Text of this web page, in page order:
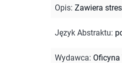
Opis: Zawiera
Język Abstraktu:
Wydawca: Oficyna